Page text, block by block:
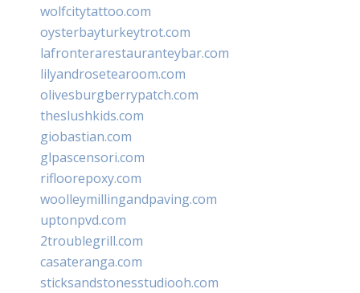
wolfcitytattoo.com
oysterbayturkeytrot.com
lafronterarestauranteybar.com
lilyandrosetearoom.com
olivesburgberrypatch.com
theslushkids.com
giobastian.com
glpascensori.com
rifloorepoxy.com
woolleymillingandpaving.com
uptonpvd.com
2troublegrill.com
casateranga.com
sticksandstonesstudiooh.com